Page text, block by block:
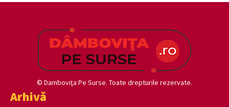
© Damboviţa Pe Surse. Toate drepturile rezervate.
Arhivă